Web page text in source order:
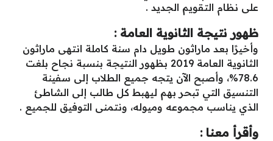
على نظام التقويم الجديد .
ظهور نتيجة الثانوية العامة :
وأخيرًا بعد ماراثون طويل دام سنة كاملة انتهى ماراثون
الثانوية العامة 2019 بظهور النتيجة بنسبة نجاح بلغت
78.6%، وأصبح الآن يتجه جميع الطلاب إلى سفينة
التنسيق التي تبحر بهم ليهبط كل طالب إلى الشاطئ
الذي يناسب مجموعه وميوله، ونتمنى التوفيق للجميع .
وأقرأ معنا :